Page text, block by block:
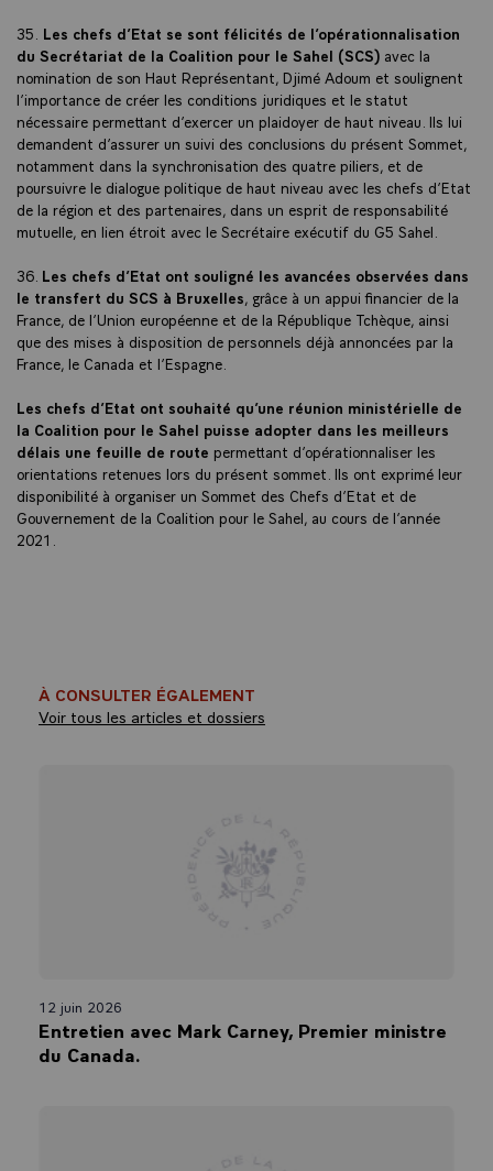
35. Les chefs d’Etat se sont félicités de l’opérationnalisation
du Secrétariat de la Coalition pour le Sahel (SCS) avec la
nomination de son Haut Représentant, Djimé Adoum et soulignent
l’importance de créer les conditions juridiques et le statut
nécessaire permettant d’exercer un plaidoyer de haut niveau. Ils lui
demandent d’assurer un suivi des conclusions du présent Sommet,
notamment dans la synchronisation des quatre piliers, et de
poursuivre le dialogue politique de haut niveau avec les chefs d’Etat
de la région et des partenaires, dans un esprit de responsabilité
mutuelle, en lien étroit avec le Secrétaire exécutif du G5 Sahel.
36. Les chefs d’Etat ont souligné les avancées observées dans
le transfert du SCS à Bruxelles, grâce à un appui financier de la
France, de l’Union européenne et de la République Tchèque, ainsi
que des mises à disposition de personnels déjà annoncées par la
France, le Canada et l’Espagne.
Les chefs d’Etat ont souhaité qu’une réunion ministérielle de
la Coalition pour le Sahel puisse adopter dans les meilleurs
délais une feuille de route permettant d’opérationnaliser les
orientations retenues lors du présent sommet. Ils ont exprimé leur
disponibilité à organiser un Sommet des Chefs d’Etat et de
Gouvernement de la Coalition pour le Sahel, au cours de l’année
2021.
À CONSULTER ÉGALEMENT
Voir tous les articles et dossiers
12 juin 2026
Entretien avec Mark Carney, Premier ministre
du Canada.